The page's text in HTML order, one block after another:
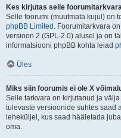
Kes kirjutas selle
Selle foorumi (muutmata kujul) on
phpBB Limited . Foorumitarkvara
versioon 2 (GPL-2.0) alusel ja on
informatsiooni phpBB kohta leiad
Üles
Miks siin foorumis ei ole X
Selle tarkvara on kirjutanud ja
tulevaste versioonide suhtes saad
leheküljel, kus saad hääletada
oma.